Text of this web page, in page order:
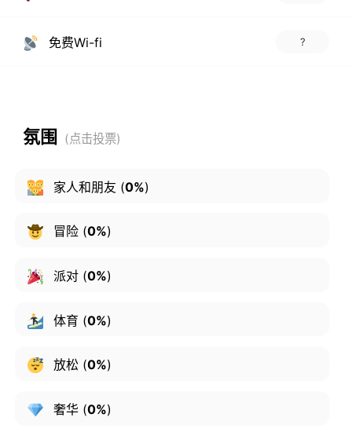
免费Wi-fi ?
氛围
家人和朋友 (0%)
冒险(0%)
派对(0%)
体育 (0%)
放松(0%)
奢华(0%)